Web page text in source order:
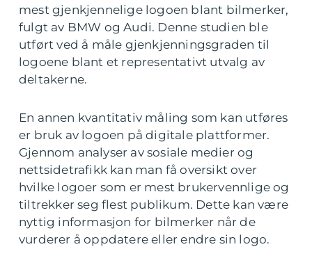
mest gjenkjennelige logoen blant bilmerker,
fulgt av BMW og Audi. Denne studien ble
utført ved å måle gjenkjenningsgraden til
logoene blant et representativt utvalg av
deltakerne.
En annen kvantitativ måling som kan utføres
er bruk av logoen på digitale plattformer.
Gjennom analyser av sosiale medier og
nettsidetrafikk kan man få oversikt over
hvilke logoer som er mest brukervennlige og
tiltrekker seg flest publikum. Dette kan være
nyttig informasjon for bilmerker når de
vurderer å oppdatere eller endre sin logo.